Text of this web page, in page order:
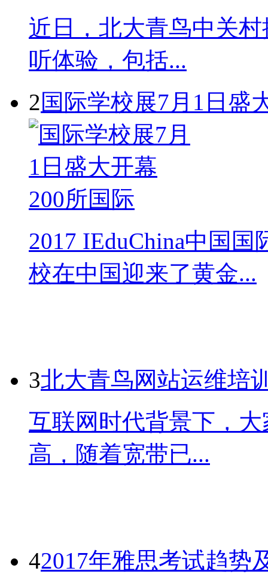
近日，北大青鸟中关
听体验，包括...
2国际学校展7月1日盛
2017 IEduChina中国
校在中国迎来了黄金...
3北大青鸟网站运维培
互联网时代背景下，
高，随着宽带已...
42017年雅思考试趋势